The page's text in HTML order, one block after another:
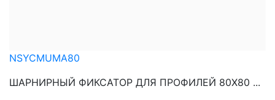
NSYCMUMA80
ШАРНИРНЫЙ ФИКСАТОР ДЛЯ ПРОФИЛЕЙ 80Х80 ...